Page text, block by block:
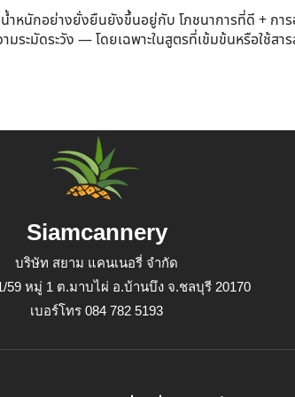
น้ำหนักอย่างยั่งยืนยังขึ้นอยู่กับ โภชนาการที่ดี + กา
ระมัดระวัง — โดยเฉพาะในสูตรที่เข้มข้นหรือใช้สา
Siamcannery
บริษัท สยาม แคนเนอรี่ จำกัด
59 หมู่ 1 ต.มาบไผ่ อ.บ้านบึง จ.ชลบุรี 20170
เบอร์โทร 084 782 5193